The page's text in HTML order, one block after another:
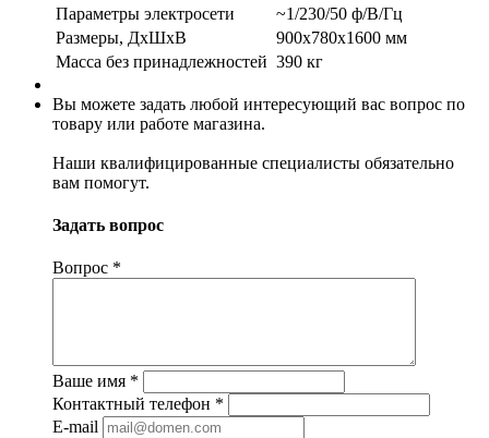
Параметры электросети
~1/230/50 ф/В/Гц
Размеры, ДхШхВ
900x780x1600 мм
Масса без принадлежностей 390 кг
Вы можете задать любой интересующий вас вопрос по
товару или работе магазина.
Наши квалифицированные специалисты обязательно
вам помогут.
Задать вопрос
Вопрос *
Ваше имя *
Контактный телефон *
E-mail